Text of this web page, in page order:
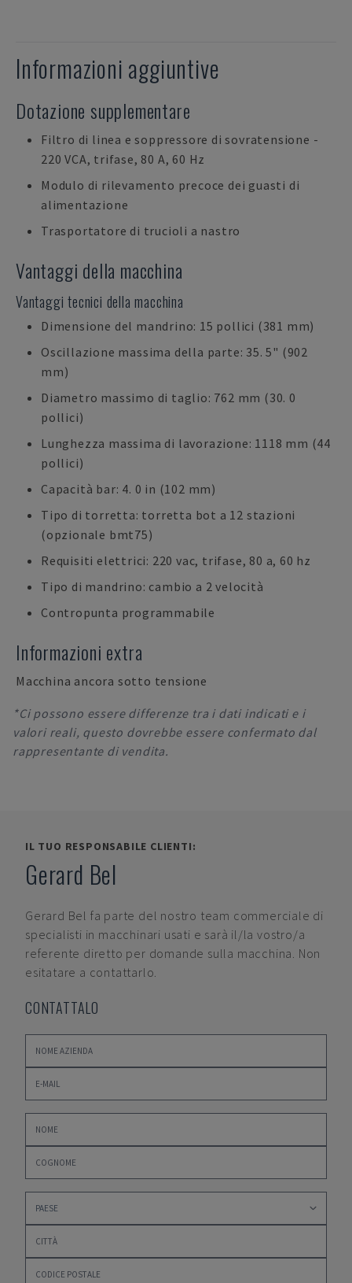
Informazioni aggiuntive
Dotazione supplementare
Filtro di linea e soppressore di sovratensione -
220 VCA, trifase, 80 A, 60 Hz
Modulo di rilevamento precoce dei guasti di
alimentazione
Trasportatore di trucioli a nastro
Vantaggi della macchina
Vantaggi tecnici della macchina
Dimensione del mandrino: 15 pollici (381 mm)
Oscillazione massima della parte: 35. 5" (902
mm)
Diametro massimo di taglio: 762 mm (30. 0
pollici)
Lunghezza massima di lavorazione: 1118 mm (44
pollici)
Capacità bar: 4. 0 in (102 mm)
Tipo di torretta: torretta bot a 12 stazioni
(opzionale bmt75)
Requisiti elettrici: 220 vac, trifase, 80 a, 60 hz
Tipo di mandrino: cambio a 2 velocità
Contropunta programmabile
Informazioni extra
Macchina ancora sotto tensione
*Ci possono essere differenze tra i dati indicati e i
valori reali, questo dovrebbe essere confermato dal
rappresentante di vendita.
IL TUO RESPONSABILE CLIENTI:
Gerard Bel
Gerard Bel fa parte del nostro team commerciale di
specialisti in macchinari usati e sarà il/la vostro/a
referente diretto per domande sulla macchina. Non
esitatare a contattarlo.
CONTATTALO